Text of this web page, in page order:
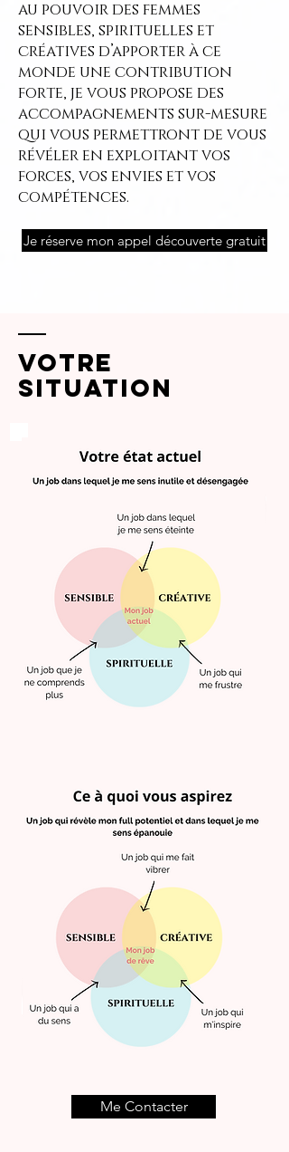
au pouvoir des femmes
sensibles, spirituelles et
créatives d’apporter à ce
monde une contribution
forte, je vous propose des
accompagnements sur-mesure
qui vous permettront de vous
révéler en exploitant vos
forces, vos envies et vos
compétences.
Je réserve mon appel découverte gratuit
Votre
situation
Me Contacter